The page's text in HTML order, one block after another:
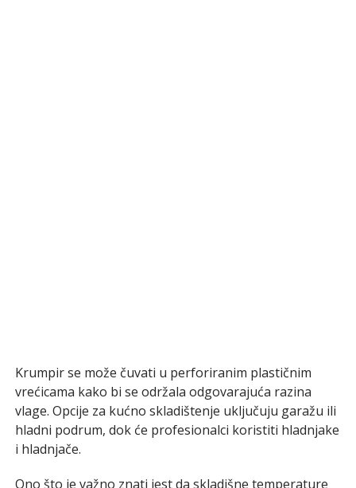
Krumpir se može čuvati u perforiranim plastičnim
vrećicama kako bi se održala odgovarajuća razina
vlage. Opcije za kućno skladištenje uključuju garažu ili
hladni podrum, dok će profesionalci koristiti hladnjake
i hladnjače.
Ono što je važno znati jest da skladišne temperature